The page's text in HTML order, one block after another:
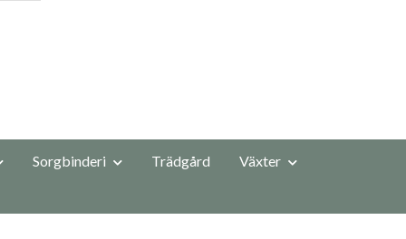
Sorgbinderi Trädgård
Växter